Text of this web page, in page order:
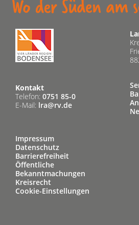
Kontakt
Telefon: 0751 85-0
E-Mail: lra@rv.de
Impressum
Datenschutz
Barrierefreiheit
Öffentliche
Bekanntmachungen
Kreisrecht
Cookie-Einstellungen